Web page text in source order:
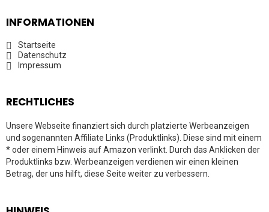
INFORMATIONEN
Startseite
Datenschutz
Impressum
RECHTLICHES
Unsere Webseite finanziert sich durch platzierte Werbeanzeigen
und sogenannten Affiliate Links (Produktlinks). Diese sind mit einem
* oder einem Hinweis auf Amazon verlinkt. Durch das Anklicken der
Produktlinks bzw. Werbeanzeigen verdienen wir einen kleinen
Betrag, der uns hilft, diese Seite weiter zu verbessern.